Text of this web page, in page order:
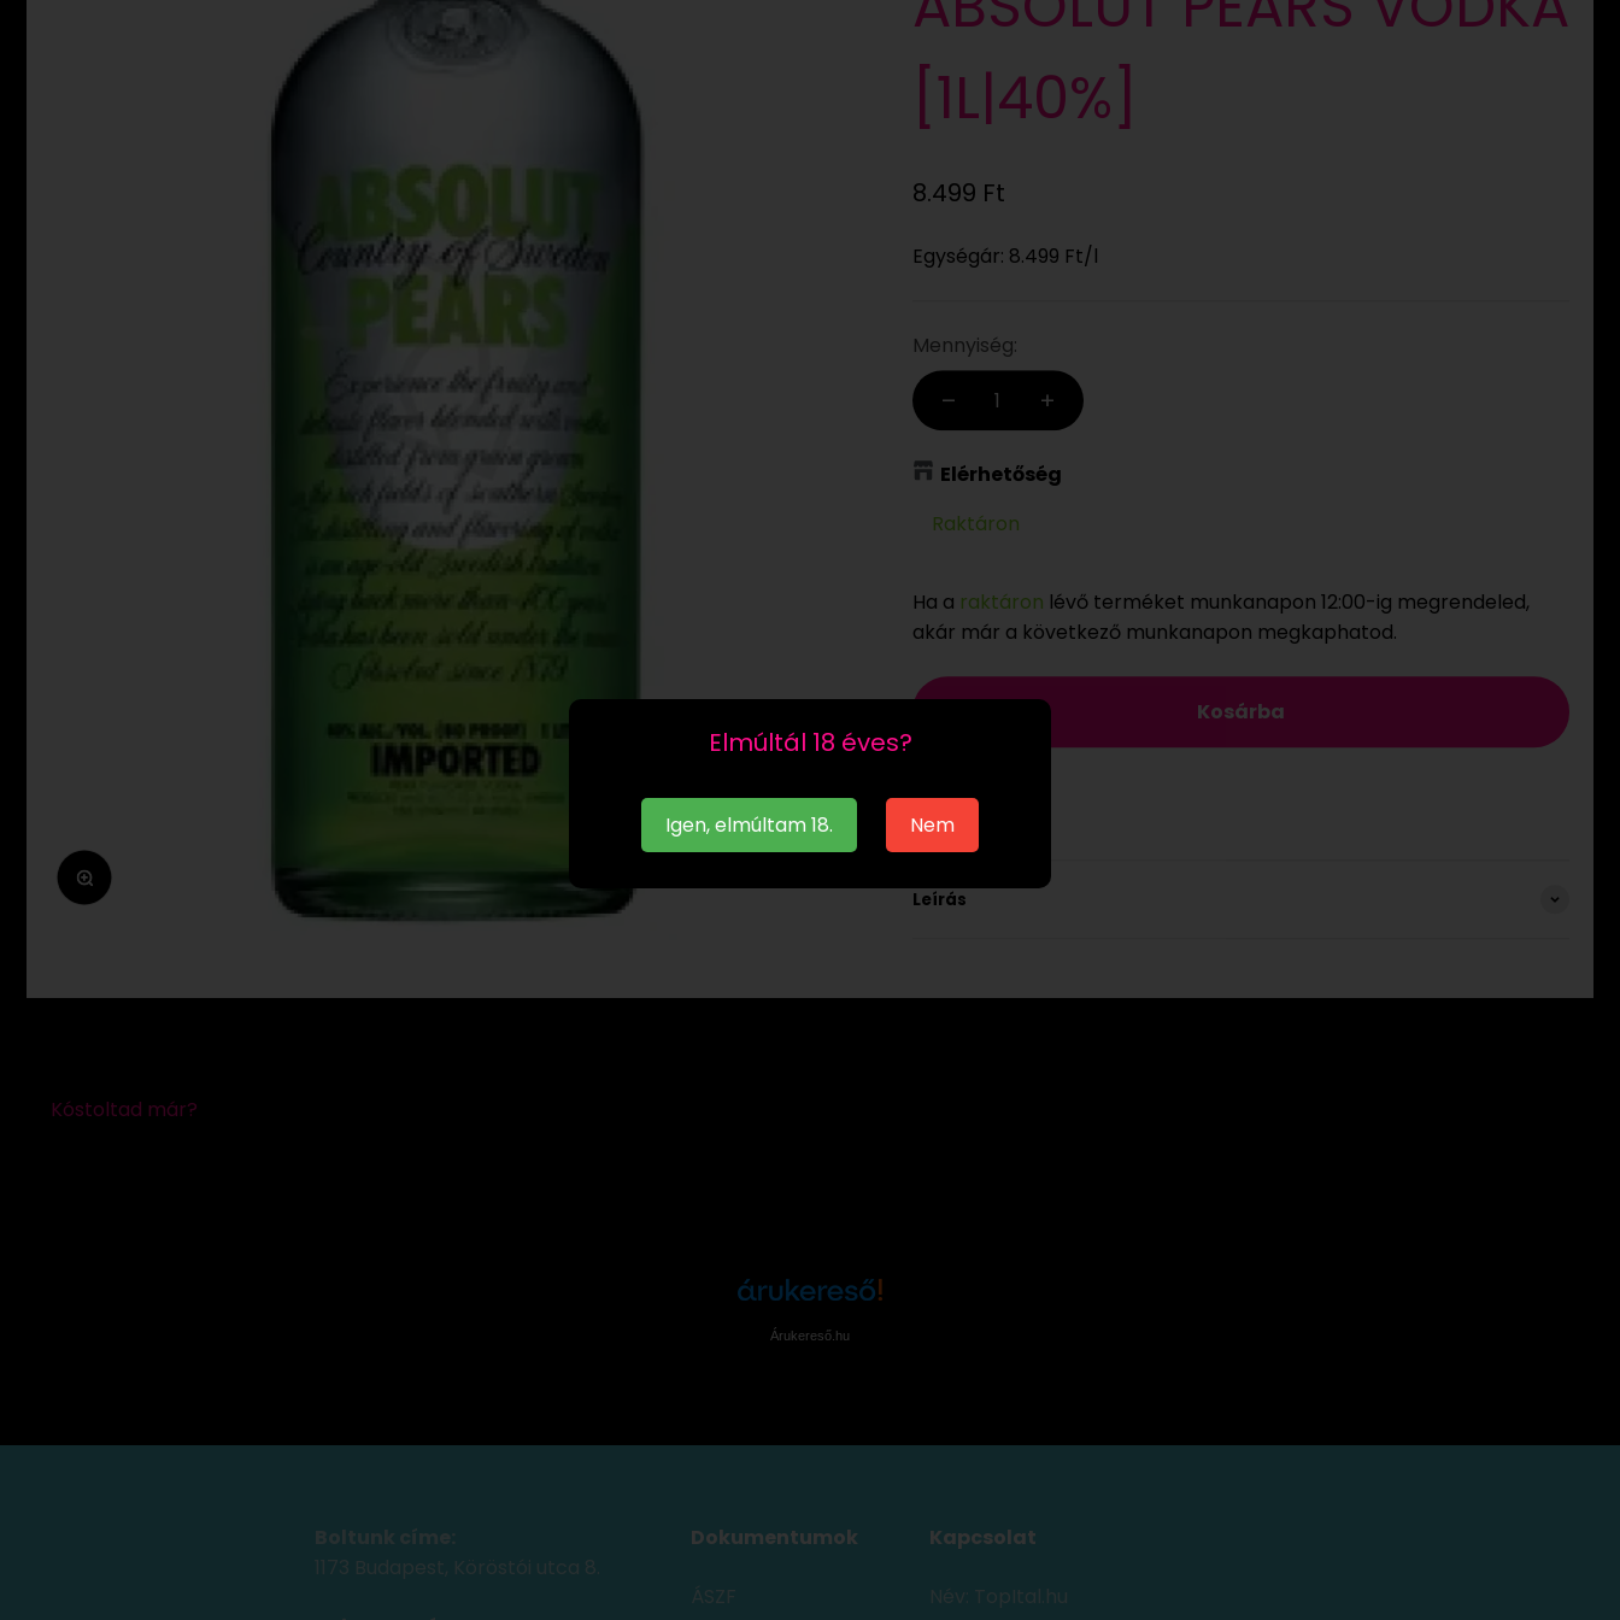
Elmúltál 18 éves?
Igen, elmúltam 18. Nem
Zoomolás
[1L|40%]
Eladási ár
8.499 Ft
Egységár: 8.499 Ft/l
Mennyiség:
Elérhetőség
Raktáron
Ha a raktáron lévő terméket munkanapon 12:00-ig megrendeled,
akár már a következő munkanapon megkaphatod.
Kosárba
Leírás
Árukereső.hu
Boltunk címe:
1173 Budapest, Köröstói utca 8.
Dokumentumok
ÁSZF
Kapcsolat
Név: TopItal.hu